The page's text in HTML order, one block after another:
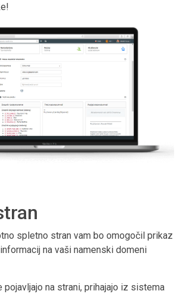
spletno stran vam bo omogočil prikaz
na vaši namenski domeni
na strani, prihajajo iz sistema